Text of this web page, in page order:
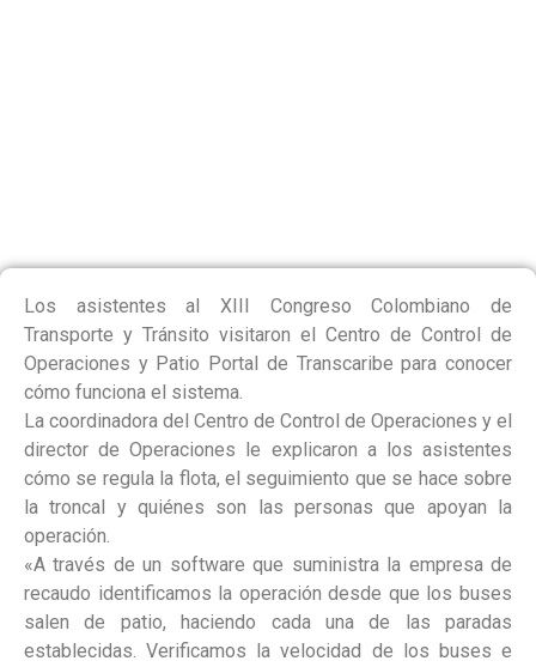
Los asistentes al XIII Congreso Colombiano de
Transporte y Tránsito visitaron el Centro de Control de
Operaciones y Patio Portal de Transcaribe para conocer
cómo funciona el sistema.
La coordinadora del Centro de Control de Operaciones y el
director de Operaciones le explicaron a los asistentes
cómo se regula la flota, el seguimiento que se hace sobre
la troncal y quiénes son las personas que apoyan la
operación.
«A través de un software que suministra la empresa de
recaudo identificamos la operación desde que los buses
salen de patio, haciendo cada una de las paradas
establecidas. Verificamos la velocidad de los buses e